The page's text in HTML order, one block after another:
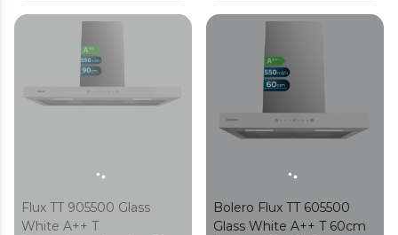
3 Leistungsstufen,
Kohlefilter.
Leistungsstufen, Licht,
Delay-Funktion.
Flux TT 905500 Glass
White A++ T
Bolero Flux TT 605500
Glass White A++ T 60cm